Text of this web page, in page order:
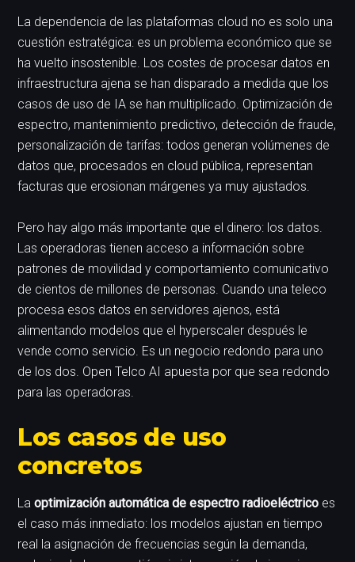
La dependencia de las plataformas cloud no es solo una
cuestión estratégica: es un problema económico que se
ha vuelto insostenible. Los costes de procesar datos en
infraestructura ajena se han disparado a medida que los
casos de uso de IA se han multiplicado. Optimización de
espectro, mantenimiento predictivo, detección de fraude,
personalización de tarifas: todos generan volúmenes de
datos que, procesados en cloud pública, representan
facturas que erosionan márgenes ya muy ajustados.
Pero hay algo más importante que el dinero: los datos.
Las operadoras tienen acceso a información sobre
patrones de movilidad y comportamiento comunicativo
de cientos de millones de personas. Cuando una teleco
procesa esos datos en servidores ajenos, está
alimentando modelos que el hyperscaler después le
vende como servicio. Es un negocio redondo para uno
de los dos. Open Telco AI apuesta por que sea redondo
para las operadoras.
Los casos de uso
concretos
Laoptimización automática de espectro radioeléctrico es
el caso más inmediato: los modelos ajustan en tiempo
real la asignación de frecuencias según la demanda,